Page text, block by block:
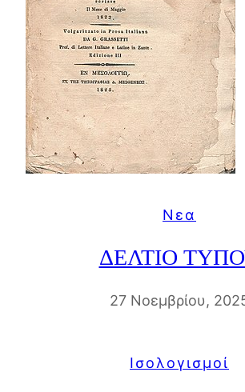
Νεα
ΔΕΛΤΙΟ
27 Νοεμβρίου,
Iσολογισμοί